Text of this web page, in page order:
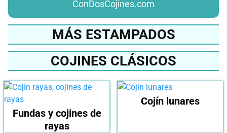
ConDosCojines.com
MÁS ESTAMPADOS
COJINES CLÁSICOS
Fundas y cojines de
rayas
Cojín lunares